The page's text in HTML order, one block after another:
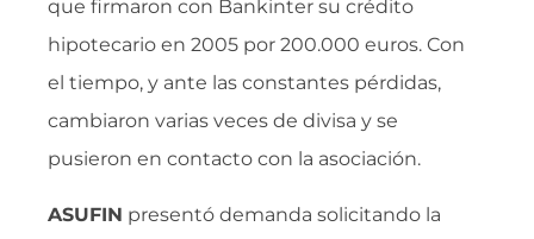
que firmaron con Bankinter su crédito
hipotecario en 2005 por 200.000 euros. Con
el tiempo, y ante las constantes pérdidas,
cambiaron varias veces de divisa y se
pusieron en contacto con la asociación.
ASUFIN presentó demanda solicitando la